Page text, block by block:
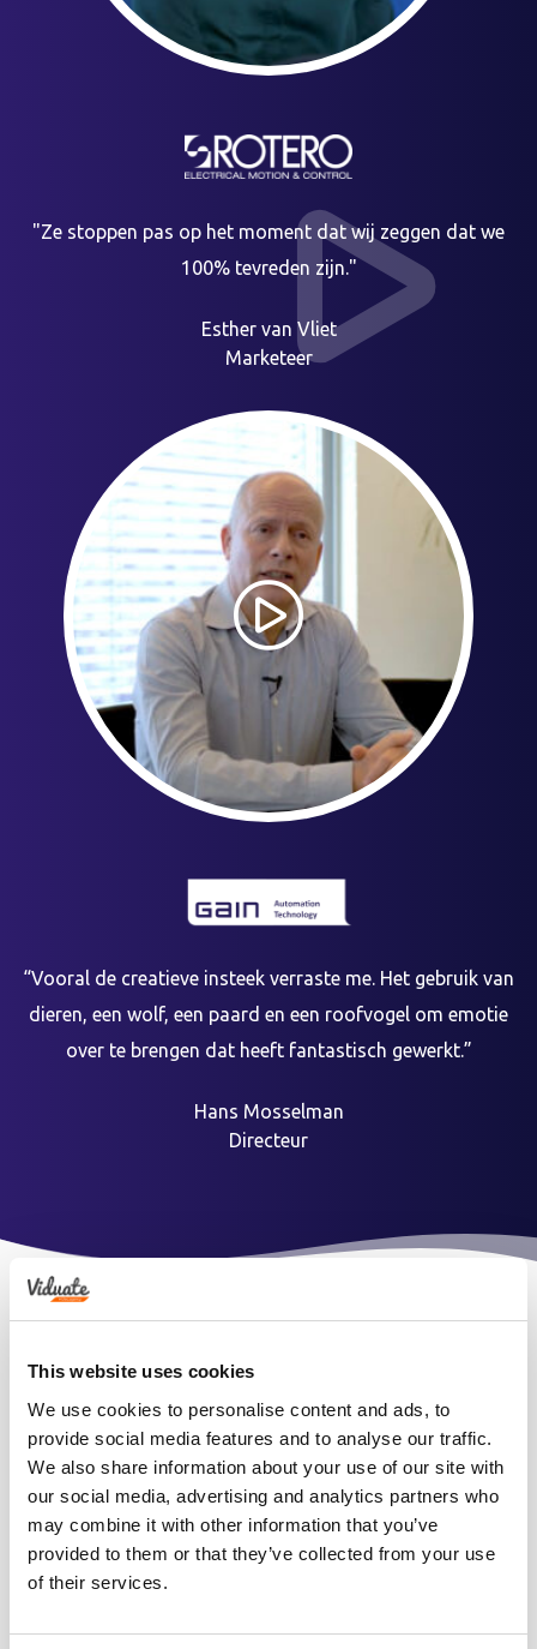
This website uses cookies
We use cookies to personalise content and ads, to
provide social media features and to analyse our traffic.
We also share information about your use of our site with
our social media, advertising and analytics partners who
may combine it with other information that you’ve
provided to them or that they’ve collected from your use
of their services.
"Ze stoppen pas op het moment dat wij zeggen dat we
100% tevreden zijn."
Esther van Vliet
Marketeer
“Vooral de creatieve insteek verraste me. Het gebruik van
dieren, een wolf, een paard en een roofvogel om emotie
over te brengen dat heeft fantastisch gewerkt.”
Hans Mosselman
Directeur
Motion Graphics zijn onderdeel van animatie, alleen is deze
categorie niet story-driven. Bij Motion Graphics wordt er
geen verhaal gecreëerd, maar gaat het meer om
bewegende logo’s of teksten om een product of dienst te
promoten. Motion Graphics worden veel gebruikt voor
commerciële en promotionele doeleinden.